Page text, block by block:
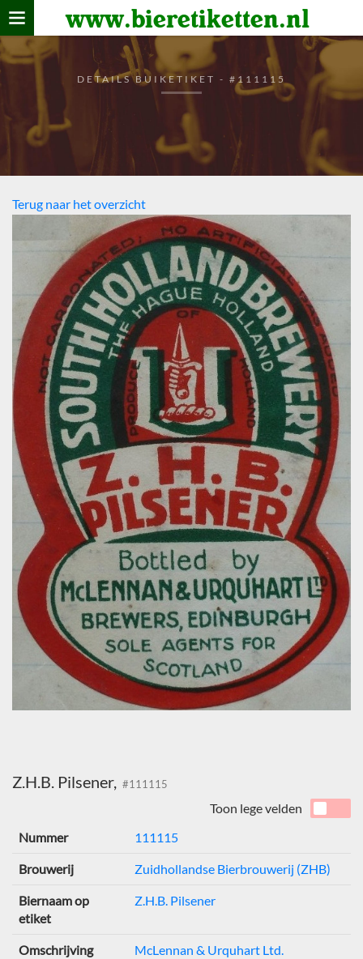
www.bieretiketten.nl
Home
verzamelen
De bierkaart
Bezoekers
DETAILS BUIKETIKET - #111115
Terug naar het overzicht
Z.H.B. Pilsener, #111115
Toon lege velden
Nummer
111115
Brouwerij Zuidhollandse Bierbrouwerij (ZHB)
Biernaam op
etiket
Z.H.B. Pilsener
Omschrijving
McLennan & Urquhart Ltd.